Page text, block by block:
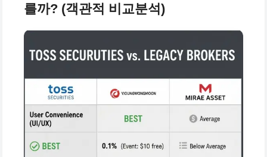
를까? (객관적 비교분석)